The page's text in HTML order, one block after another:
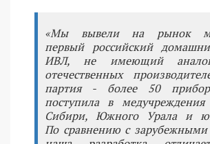
«Мы вывели на рынок
первый российский
ИВЛ, не имеющий
отечественных
партия - более 50
поступила в медучреждения
Сибири, Южного Урала и
По сравнению с зарубежными